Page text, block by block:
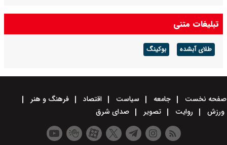
تبلیغات متنی
طلای آبشده بوکینگ
صفحه نخست جامعه سیاست اقتصاد
فرهنگ و هنر
ورزش
روایت تصویر صدای شرق